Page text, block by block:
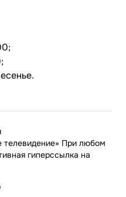
При любом
гиперссылка на